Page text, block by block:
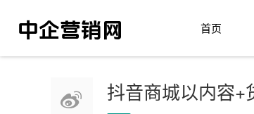
首页
抖音商城以内容+